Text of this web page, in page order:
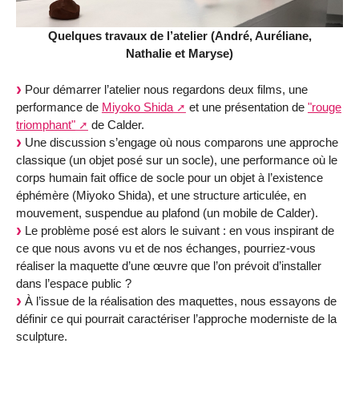
Quelques travaux de l’atelier (André, Auréliane,
Nathalie et Maryse)
Pour démarrer l’atelier nous regardons deux films, une
performance de Miyoko Shida et une présentation de "rouge
triomphant"
de Calder.
Une discussion s’engage où nous comparons une approche
classique (un objet posé sur un socle), une performance où le
corps humain fait office de socle pour un objet à l’existence
éphémère (Miyoko Shida), et une structure articulée, en
mouvement, suspendue au plafond (un mobile de Calder).
Le problème posé est alors le suivant : en vous inspirant de
ce que nous avons vu et de nos échanges, pourriez-vous
réaliser la maquette d’une œuvre que l’on prévoit d’installer
dans l’espace public ?
À l’issue de la réalisation des maquettes, nous essayons de
définir ce qui pourrait caractériser l’approche moderniste de la
sculpture.